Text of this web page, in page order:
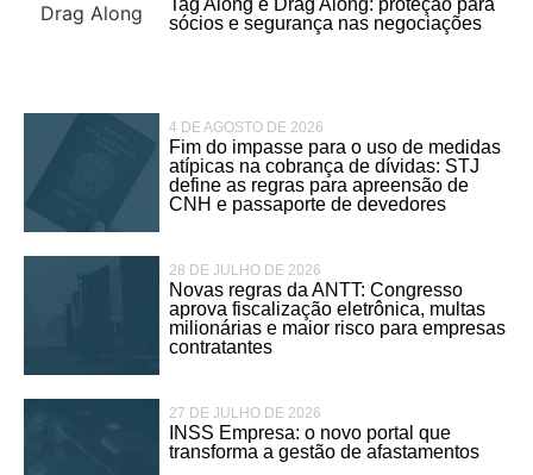
Tag Along e Drag Along: proteção para
sócios e segurança nas negociações
4 DE AGOSTO DE 2026
Fim do impasse para o uso de medidas
atípicas na cobrança de dívidas: STJ
define as regras para apreensão de
CNH e passaporte de devedores
28 DE JULHO DE 2026
Novas regras da ANTT: Congresso
aprova fiscalização eletrônica, multas
milionárias e maior risco para empresas
contratantes
27 DE JULHO DE 2026
INSS Empresa: o novo portal que
transforma a gestão de afastamentos